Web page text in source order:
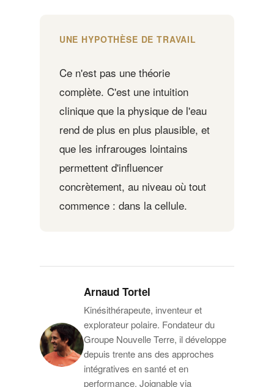
UNE HYPOTHÈSE DE TRAVAIL
Ce n'est pas une théorie
complète. C'est une intuition
clinique que la physique de l'eau
rend de plus en plus plausible, et
que les infrarouges lointains
permettent d'influencer
concrètement, au niveau où tout
commence : dans la cellule.
Arnaud Tortel
Kinésithérapeute, inventeur et
explorateur polaire. Fondateur du
Groupe Nouvelle Terre, il développe
depuis trente ans des approches
intégratives en santé et en
performance. Joignable via